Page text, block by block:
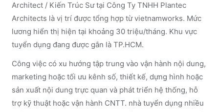
Architect / Kiến Trúc Sư tại Công Ty TNHH Plantec
Architects là vị trí được tổng hợp từ vietnamworks. Mức
lương hiển thị hiện tại khoảng 30 triệu/tháng. Khu vực
tuyển dụng đang được gắn là TP.HCM.
Công việc có xu hướng tập trung vào vận hành nội dung,
marketing hoặc tối ưu kênh số, thiết kế, dựng hình hoặc
sản xuất nội dung trực quan và phát triển hệ thống, hỗ
trợ kỹ thuật hoặc vận hành CNTT. nhà tuyển dụng nhiều